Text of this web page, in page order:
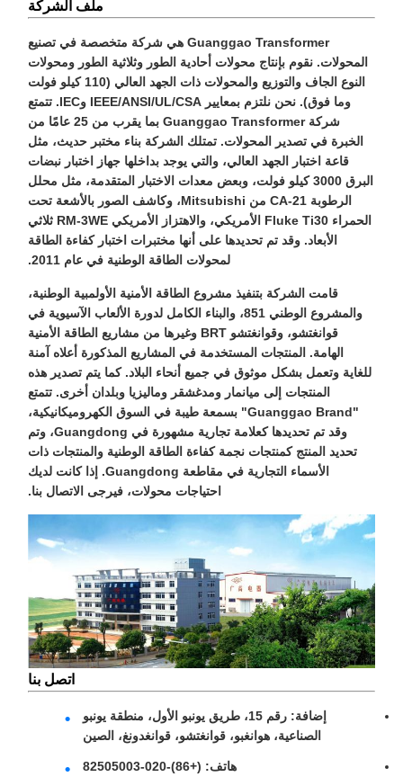
ملف الشركة
Guanggao Transformer هي شركة متخصصة في تصنيع
المحولات. نقوم بإنتاج محولات أحادية الطور وثلاثية الطور ومحولات
النوع الجاف والتوزيع والمحولات ذات الجهد العالي (110 كيلو فولت
وما فوق). نحن نلتزم بمعايير IEEE/ANSI/UL/CSA وIEC. تتمتع
شركة Guanggao Transformer بما يقرب من 25 عامًا من
الخبرة في تصدير المحولات. تمتلك الشركة بناء مختبر حديث، مثل
قاعة اختبار الجهد العالي، والتي يوجد بداخلها جهاز اختبار نبضات
البرق 3000 كيلو فولت، وبعض معدات الاختبار المتقدمة، مثل محلل
الرطوبة CA-21 من Mitsubishi، وكاشف الصور بالأشعة تحت
الحمراء Fluke Ti30 الأمريكي، والاهتزاز الأمريكي RM-3WE ثلاثي
الأبعاد. وقد تم تحديدها على أنها مختبرات اختبار كفاءة الطاقة
لمحولات الطاقة الوطنية في عام 2011.
قامت الشركة بتنفيذ مشروع الطاقة الأمنية الأولمبية الوطنية،
والمشروع الوطني 851، والبناء الكامل لدورة الألعاب الآسيوية في
قوانغتشو، وقوانغتشو BRT وغيرها من مشاريع الطاقة الأمنية
الهامة. المنتجات المستخدمة في المشاريع المذكورة أعلاه آمنة
للغاية وتعمل بشكل موثوق في جميع أنحاء البلاد. كما يتم تصدير هذه
المنتجات إلى ميانمار ومدغشقر وماليزيا وبلدان أخرى. تتمتع
"Guanggao Brand" بسمعة طيبة في السوق الكهروميكانيكية،
وقد تم تحديدها كعلامة تجارية مشهورة في Guangdong، وتم
تحديد المنتج كمنتجات نجمة كفاءة الطاقة الوطنية والمنتجات ذات
الأسماء التجارية في مقاطعة Guangdong. إذا كانت لديك
احتياجات محولات، فيرجى الاتصال بنا.
اتصل بنا
إضافة: رقم 15، طريق يونبو الأول، منطقة يونبو
الصناعية، هوانغبو، قوانغتشو، قوانغدونغ، الصين
هاتف: (+86)-020-82505003